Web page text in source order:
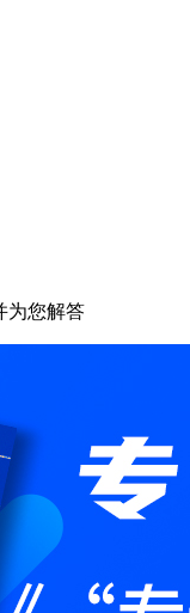
为您解答